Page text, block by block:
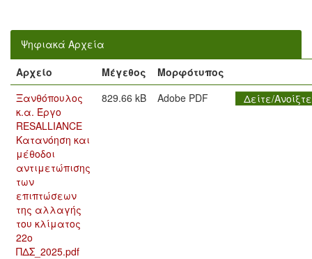
Ψηφιακά Αρχεία
Αρχείο
Μέγεθος
Μορφότυπος
Ξανθόπουλος
κ.α. Έργο
RESALLIANCE
Κατανόηση και
μέθοδοι
αντιμετώπισης
των
επιπτώσεων
της αλλαγής
του κλίματος
22ο
ΠΔΣ_2025.pdf
829.66 kB Adobe PDF Δείτε/Ανοίξτε